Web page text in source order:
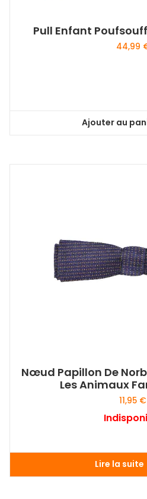
Pull Enfant
44,99
Ajouter au
Nœud Papillon De
Les Animaux
11,95 €
Lire la suite